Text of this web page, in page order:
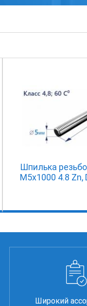
Шпилька
М5х1000 4.8 Zn,
Широкий